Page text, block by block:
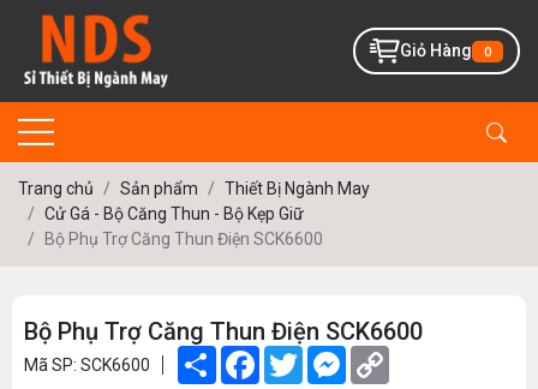
Giỏ Hàng 0
Trang chủ Sản phẩm
Thiết Bị Ngành May
Cử Gá - Bộ Căng Thun - Bộ Kẹp Giữ
Bộ Phụ Trợ Căng Thun Điện SCK6600
Bộ Phụ Trợ Căng Thun Điện SCK6600
Mã SP: SCK6600 Share Facebook
TwitterMessenger